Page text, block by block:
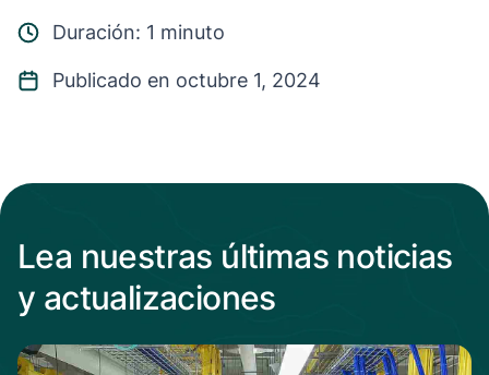
Duración: 1 minuto
Publicado en octubre 1, 2024
Lea nuestras últimas noticias
y actualizaciones